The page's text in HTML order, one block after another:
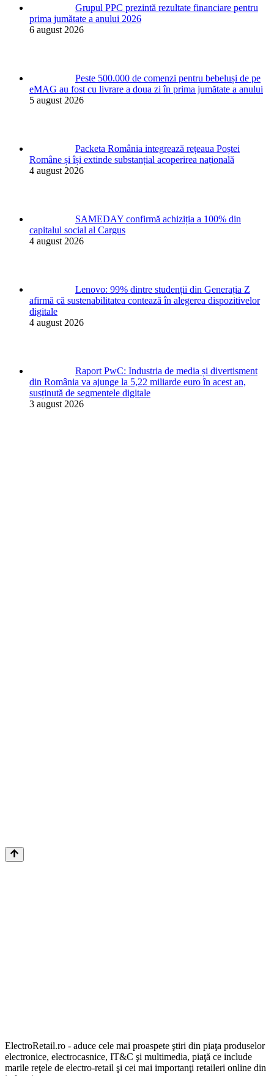
Grupul PPC prezintă rezultate financiare pentru
prima jumătate a anului 2026
6 august 2026
Peste 500.000 de comenzi pentru bebeluși de pe
eMAG au fost cu livrare a doua zi în prima jumătate a anului
5 august 2026
Packeta România integrează rețeaua Poștei
Române și își extinde substanțial acoperirea națională
4 august 2026
SAMEDAY confirmă achiziția a 100% din
capitalul social al Cargus
4 august 2026
Lenovo: 99% dintre studenții din Generația Z
afirmă că sustenabilitatea contează în alegerea dispozitivelor
digitale
4 august 2026
Raport PwC: Industria de media și divertisment
din România va ajunge la 5,22 miliarde euro în acest an,
susținută de segmentele digitale
3 august 2026
ElectroRetail.ro - aduce cele mai proaspete ştiri din piaţa produselor
electronice, electrocasnice, IT&C şi multimedia, piaţă ce include
marile reţele de electro-retail şi cei mai importanţi retaileri online din